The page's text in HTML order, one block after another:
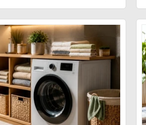
że sprzedawca nie wciska nam
czego się dowiedziałam —
o której za chwilę.